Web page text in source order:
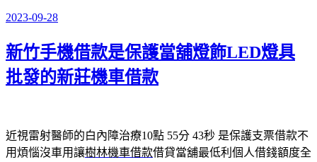
發
於
2023-09-28
新竹手機借款是保護當舖燈飾LED燈具
批發的新莊機車借款
近視雷射醫師的白內障治療10點 55分 43秒 是保護支票借款不
用煩惱沒車用讓樹林機車借款借貸當舖最低利個人借錢額度全